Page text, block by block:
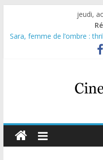
jeudi,
Sara, femme de l’ombre :
Journal d’une fille larguée :
Aema : mini-série sur le
Glass Heart : excellente
Olympo, saison 1 : nouvelle